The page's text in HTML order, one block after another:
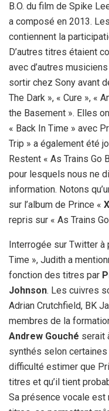
B.O. du film de Spike
a composé en 2013.
contiennent la
D’autres titres étaient
avec d’autres
sortir chez Sony avant
The Dark », « Cure », «
the Basement ». Elles
« Back In Time » avec
Trip » a également été
Restent « As Trains Go
pour lesquels nous ne
information. Notons
sur l’album de Prince «
repris sur « As Trains
Interrogée sur Twitter
Time », Judith a
fonction des titres par
Johnson. Les cuivres
Adrian Crutchfield, BK
membres de la
Andrew Gouché serait
synthés selon certaines
difficulté estimer que
titres et qu’il tient
Sa présence vocale